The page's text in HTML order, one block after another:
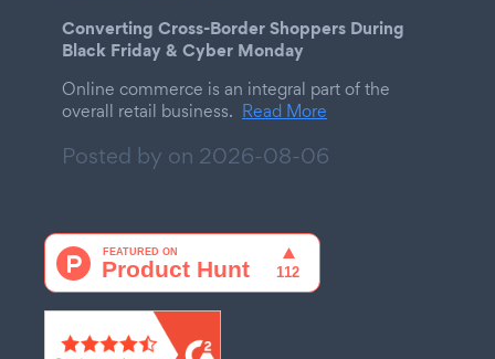
Converting Cross-Border Shoppers During
Black Friday & Cyber Monday
Online commerce is an integral part of the
overall retail business. Read More
Posted by on 2026-08-06